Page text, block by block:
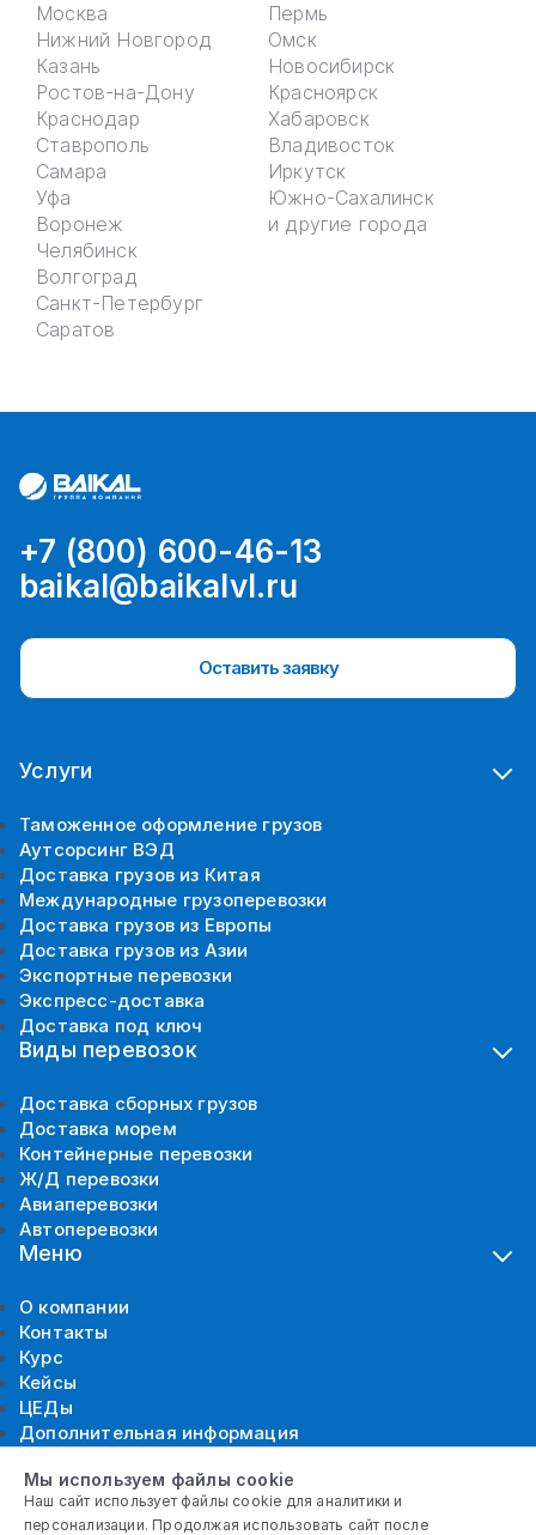
Москва
Нижний Новгород
Казань
Ростов-на-Дону
Краснодар
Ставрополь
Самара
Уфа
Воронеж
Челябинск
Волгоград
Санкт-Петербург
Саратов
Пермь
Омск
Новосибирск
Красноярск
Хабаровск
Владивосток
Иркутск
Южно-Сахалинск
и другие города
+7 (800) 600-46-13
baikal@baikalvl.ru
Оставить заявку
Услуги
Таможенное оформление грузов
Аутсорсинг ВЭД
Доставка грузов из Китая
Международные грузоперевозки
Доставка грузов из Европы
Доставка грузов из Азии
Экспортные перевозки
Экспресс-доставка
Доставка под ключ
Виды перевозок
Доставка сборных грузов
Доставка морем
Контейнерные перевозки
Ж/Д перевозки
Авиаперевозки
Автоперевозки
Меню
О компании
Контакты
Курс
Кейсы
ЦЕДы
Дополнительная информация
Скачать на русском
Скачать на английском
Скачать на китайском
Политика конфиденциальности
Мы используем файлы cookie
Наш сайт использует файлы cookie для аналитики и
персонализации. Продолжая использовать сайт после